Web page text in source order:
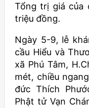
Tổng trị giá của
triệu đồng.
Ngày 5-9, lễ
cầu Hiểu và
xã Phú Tâm,
mét, chiều
đức Thích
Phật tử Vạn